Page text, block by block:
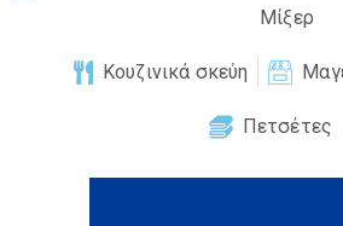
Μίξερ
Κουζινικά σκεύη
Πετσέτες